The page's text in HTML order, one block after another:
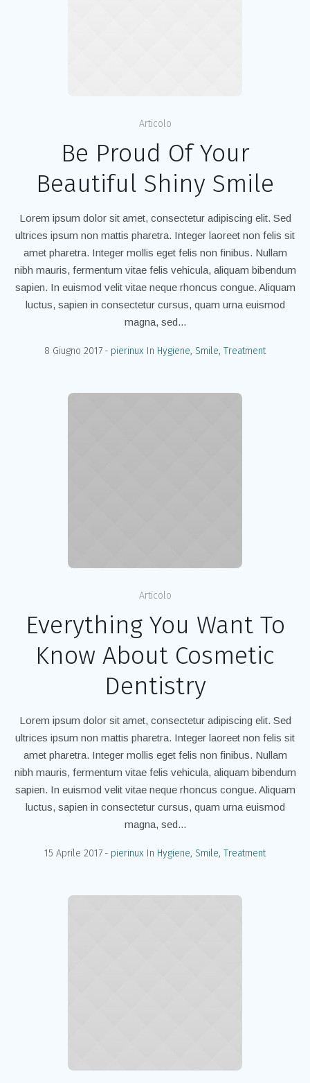
Articolo
Be Proud Of Your
Beautiful Shiny Smile
Lorem ipsum dolor sit amet, consectetur adipiscing elit. Sed
ultrices ipsum non mattis pharetra. Integer laoreet non felis sit
amet pharetra. Integer mollis eget felis non finibus. Nullam
nibh mauris, fermentum vitae felis vehicula, aliquam bibendum
sapien. In euismod velit vitae neque rhoncus congue. Aliquam
luctus, sapien in consectetur cursus, quam urna euismod
magna, sed...
8 Giugno 2017 pierinux In Hygiene, Smile, Treatment
Articolo
Everything You Want To
Know About Cosmetic
Dentistry
Lorem ipsum dolor sit amet, consectetur adipiscing elit. Sed
ultrices ipsum non mattis pharetra. Integer laoreet non felis sit
amet pharetra. Integer mollis eget felis non finibus. Nullam
nibh mauris, fermentum vitae felis vehicula, aliquam bibendum
sapien. In euismod velit vitae neque rhoncus congue. Aliquam
luctus, sapien in consectetur cursus, quam urna euismod
magna, sed...
15 Aprile 2017 pierinux In Hygiene, Smile, Treatment